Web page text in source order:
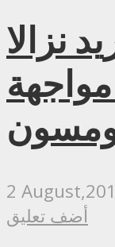
نزالا
2
أضف تعليق